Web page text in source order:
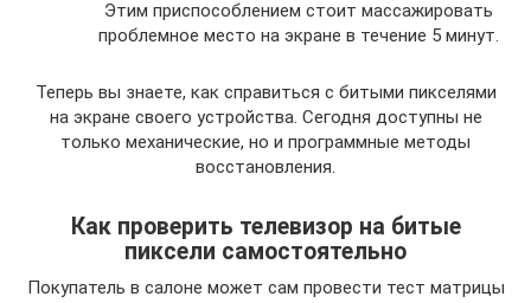
Этим приспособлением стоит массажировать
проблемное место на экране в течение 5 минут.
Теперь вы знаете, как справиться с битыми пикселями
на экране своего устройства. Сегодня доступны не
только механические, но и программные методы
восстановления.
Как проверить телевизор на битые
пиксели самостоятельно
Покупатель в салоне может сам провести тест матрицы